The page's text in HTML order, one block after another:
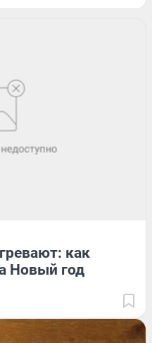
как
Новый год